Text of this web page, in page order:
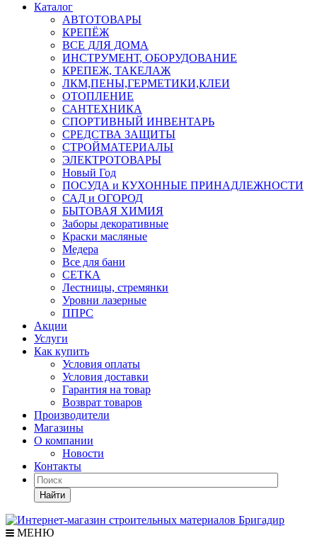
Каталог
АВТОТОВАРЫ
КРЕПЁЖ
ВСЕ ДЛЯ ДОМА
ИНСТРУМЕНТ, ОБОРУДОВАНИЕ
КРЕПЕЖ, ТАКЕЛАЖ
ЛКМ,ПЕНЫ,ГЕРМЕТИКИ,КЛЕИ
ОТОПЛЕНИЕ
САНТЕХНИКА
СПОРТИВНЫЙ ИНВЕНТАРЬ
СРЕДСТВА ЗАЩИТЫ
СТРОЙМАТЕРИАЛЫ
ЭЛЕКТРОТОВАРЫ
Новый Год
ПОСУДА и КУХОННЫЕ ПРИНАДЛЕЖНОСТИ
САД и ОГОРОД
БЫТОВАЯ ХИМИЯ
Заборы декоративные
Краски масляные
Медера
Все для бани
СЕТКА
Лестницы, стремянки
Уровни лазерные
ППРС
Акции
Услуги
Как купить
Условия оплаты
Условия доставки
Гарантия на товар
Возврат товаров
Производители
Магазины
О компании
Новости
Контакты
Найти
МЕНЮ